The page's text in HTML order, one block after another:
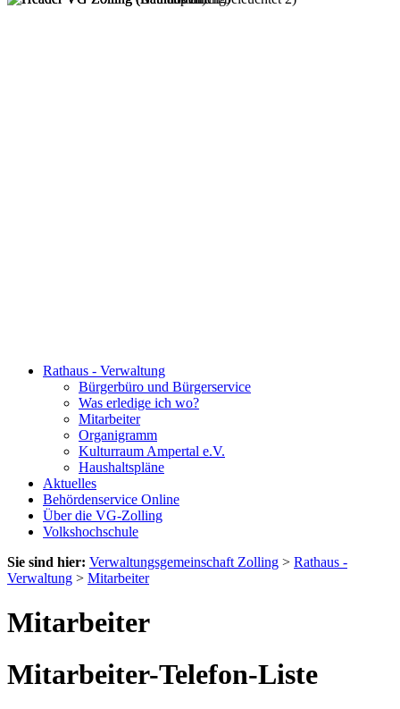
Rathaus - Verwaltung
Bürgerbüro und Bürgerservice
Was erledige ich wo?
Mitarbeiter
Organigramm
Kulturraum Ampertal e.V.
Haushaltspläne
Aktuelles
Behördenservice Online
Über die VG-Zolling
Volkshochschule
Sie sind hier: Verwaltungsgemeinschaft Zolling > Rathaus -
Verwaltung > Mitarbeiter
Mitarbeiter
Mitarbeiter-Telefon-Liste